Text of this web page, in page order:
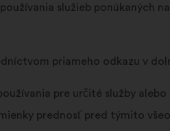
služieb ponúkaných
priameho odkazu v
pre určité služby
prednosť pred týmito